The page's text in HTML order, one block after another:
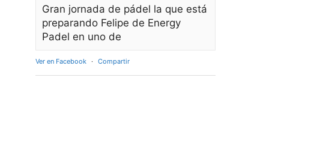
Gran jornada de pádel la que está
preparando Felipe de Energy
Padel en uno de
Ver en Facebook · Compartir